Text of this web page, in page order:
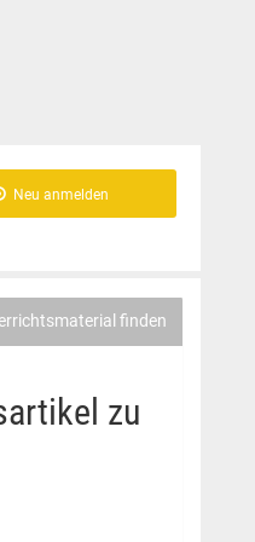
Neu anmelden
finden
zu